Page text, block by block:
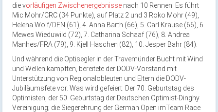
die vorläufigen Zwischenergebnisse nach 10 Rennen. Es führt
Mic Mohr/CRC (34 Punkte), auf Platz 2 und 3 Roko Mohr (49),
Helena Wolf/DEN (61), 4. Anna Barth (66), 5. Carl Krause (66), 6.
Mewes Wieduwild (72), 7. Catharina Schaaf (76), 8. Andrea
Manhes/FRA (79), 9. Kjell Haschen (82), 10. Jesper Bahr (84).
Und während die Optisegler in der Travemünder Bucht mit Wind
und Wellen kämpften, bereitete der DODV-Vorstand mit
Unterstützung von Regionalobleuten und Eltern die DODV-
Jubiläumsfete vor. Was wird gefeiert: Der 70. Geburtstag des
Optimisten, der 50. Geburtstag der Deutschen Optimist-Dinghy
Vereinigung; die Siegerehrung der German Open imTeam Race